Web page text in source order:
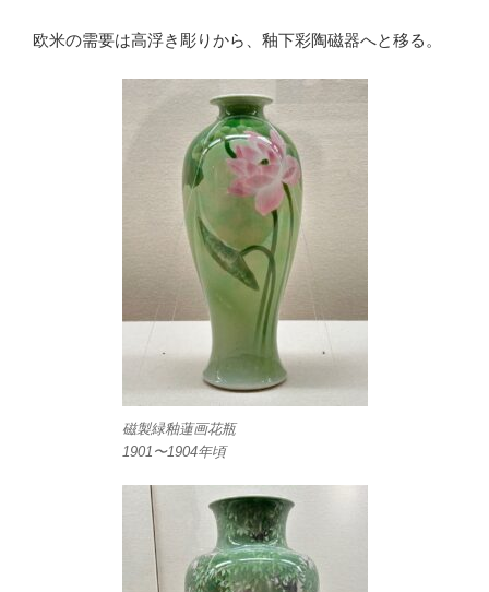
欧米の需要は高浮き彫りから、釉下彩陶磁器へと移る。
磁製緑釉蓮画花瓶
1901〜1904年頃